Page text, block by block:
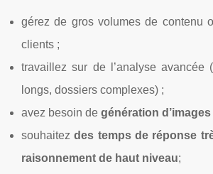
gérez de gros volumes de contenu
clients ;
travaillez sur de l’analyse avancée
longs, dossiers complexes) ;
avez besoin de génération d’images
souhaitezdes temps de réponse
raisonnement de haut niveau;